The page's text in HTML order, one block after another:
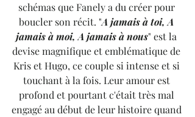
schémas que Fanely a du créer pour
boucler son récit. "A jamais à toi, A
jamais à moi, A jamais à nous" est la
devise magnifique et emblématique de
Kris et Hugo, ce couple si intense et si
touchant à la fois. Leur amour est
profond et pourtant c'était très mal
engagé au début de leur histoire quand